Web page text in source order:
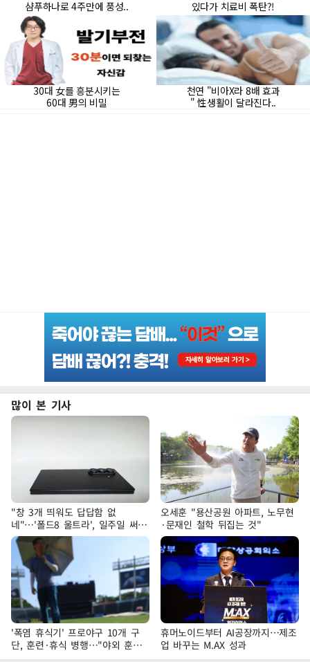
많이 본 기사
"창 3개 띄워도 답답함 없
네"…'폴드8 울트라', 일주일 써보
니
오세훈 "용산공원 아파트, 노무현
·문재인 철학 뒤집는 것"
'폭염 휴식기' 프로야구 10개 구
단, 훈련·휴식 병행…"야외 훈련
해도 안전 최우선"
휴머노이드부터 AI공장까지…제조
업 바꾸는 M.AX 성과